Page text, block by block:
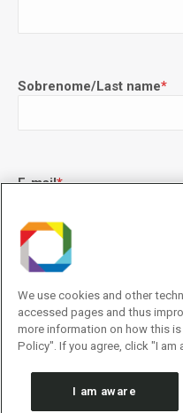
Sobrenome/Last name*
E-mail*
Concordo com os termos
Privacidade
/I agree to the
Policy.
We use cookies and other
accessed pages and thus
more information on how this
Policy". If you agree, click "I am
I am aware